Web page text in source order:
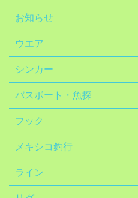
お知らせ
ウエア
シンカー
バスボート・魚探
フック
メキシコ釣行
ライン